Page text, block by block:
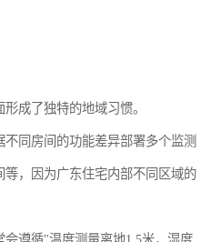
成了独特的地域习惯。
同房间的功能差异部署多个监测
，因为广东住宅内部不同区域的